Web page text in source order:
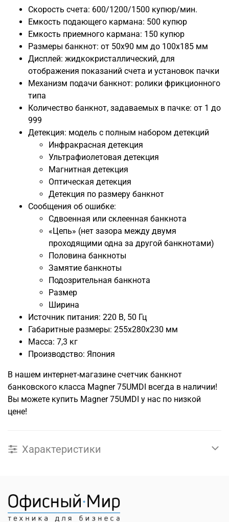
Скорость счета: 600/1200/1500 купюр/мин.
Емкость подающего кармана: 500 купюр
Емкость приемного кармана: 150 купюр
Размеры банкнот: от 50x90 мм до 100x185 мм
Дисплей: жидкокристаллический, для
отображения показаний счета и установок пачки
Механизм подачи банкнот: ролики фрикционного
типа
Количество банкнот, задаваемых в пачке: от 1 до
999
Детекция: модель с полным набором детекций
Инфракрасная детекция
Ультрафиолетовая детекция
Магнитная детекция
Оптическая детекция
Детекция по размеру банкнот
Сообщения об ошибке:
Сдвоенная или склеенная банкнота
«Цепь» (нет зазора между двумя
проходящими одна за другой банкнотами)
Половина банкноты
Замятие банкноты
Подозрительная банкнота
Размер
Ширина
Источник питания: 220 В, 50 Гц
Габаритные размеры: 255x280x230 мм
Масса: 7,3 кг
Производство: Япония
В нашем интернет-магазине счетчик банкнот
банковского класса Magner 75UMDI всегда в наличии!
Вы можете купить Magner 75UMDI у нас по низкой
цене!
Характеристики